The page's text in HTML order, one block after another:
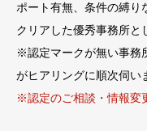
ポート有無、条件の縛り
クリアした優秀事務所と
※認定マークが無い事務
がヒアリングに順次伺い
※認定のご相談・情報変